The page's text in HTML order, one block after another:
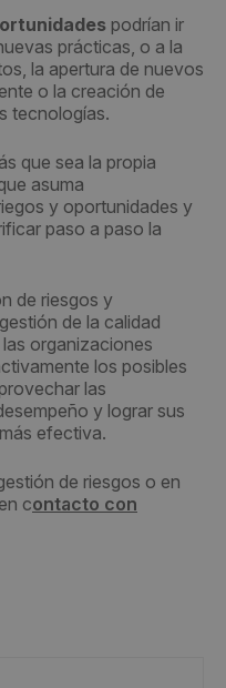
podrían ir
prácticas, o a la
la apertura de nuevos
o la creación de
tecnologías.
que sea la propia
asuma
y oportunidades y
paso a paso la
de riesgos y
de la calidad
organizaciones
los posibles
las
y lograr sus
efectiva.
de riesgos o en
contacto con